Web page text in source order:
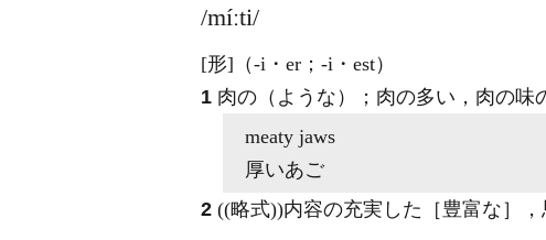
/míːti/
[形] （-i・er；-i・est）
1 肉の（ような）；肉の多い，肉の味
meaty jaws
厚いあご
2 ((略式))内容の充実した［豊富な］